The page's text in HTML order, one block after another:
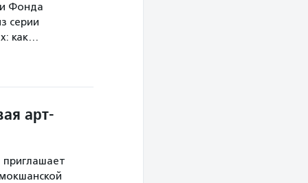
Фонда
серии
как…
арт-